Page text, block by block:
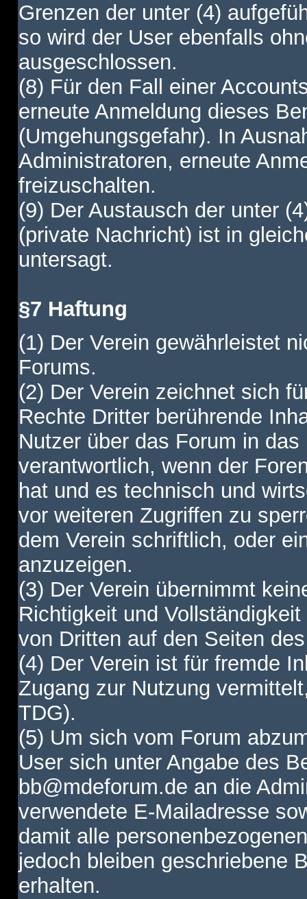
Grenzen der unter (4)
so wird der User ebenfalls
ausgeschlossen.
(8) Für den Fall einer
erneute Anmeldung dieses
(Umgehungsgefahr). In
Administratoren, erneute
freizuschalten.
(9) Der Austausch der unter
(private Nachricht) ist in
untersagt.
§7 Haftung
(1) Der Verein gewährleistet
Forums.
(2) Der Verein zeichnet sich
Rechte Dritter berührende
Nutzer über das Forum in
verantwortlich, wenn der
hat und es technisch und
vor weiteren Zugriffen zu
dem Verein schriftlich, oder
anzuzeigen.
(3) Der Verein übernimmt
Richtigkeit und
von Dritten auf den Seiten
(4) Der Verein ist für fremde
Zugang zur Nutzung
TDG).
(5) Um sich vom Forum
User sich unter Angabe des
bb@mdeforum.de an die
verwendete E-Mailadresse
damit alle
jedoch bleiben geschriebene
erhalten.